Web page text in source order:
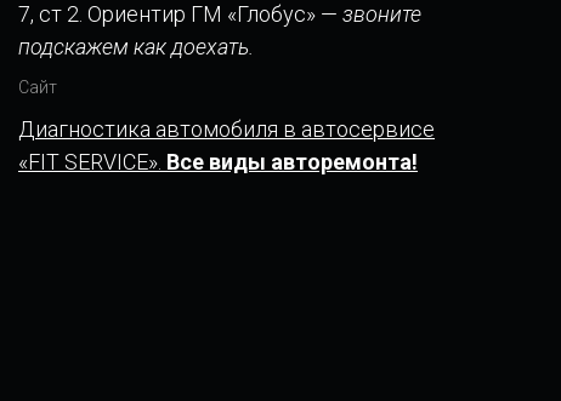
7, ст 2. Ориентир ГМ «Глобус» — звоните
подскажем как доехать.
Сайт
Диагностика автомобиля в автосервисе
«FIT SERVICE». Все виды авторемонта!